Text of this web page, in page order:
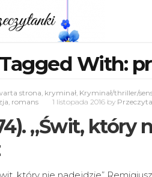
With:
strona, kryminał, Kryminał/thriller/
, romans 1 listopada 2016 by
„Świt, który